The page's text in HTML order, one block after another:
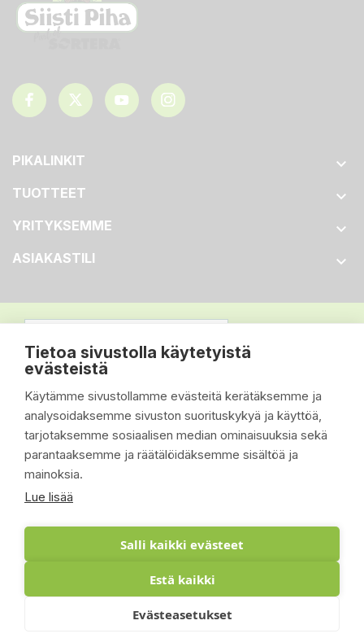
Tietoa sivustolla käytetyistä
evästeistä
Käytämme sivustollamme evästeitä kerätäksemme ja
analysoidaksemme sivuston suorituskykyä ja käyttöä,
tarjotaksemme sosiaalisen median ominaisuuksia sekä
parantaaksemme ja räätälöidäksemme sisältöä ja
mainoksia.
Lue lisää
Salli kaikki evästeet
Estä kaikki
Evästeasetukset
PIKALINKIT 
TUOTTEET 
YRITYKSEMME 
ASIAKASTILI 
© 2026 - Suomen Siisti Piha Oy - Toteutus: